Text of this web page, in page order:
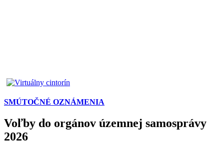
SMÚTOČNÉ OZNÁMENIA
Voľby do orgánov územnej samosprávy
2026